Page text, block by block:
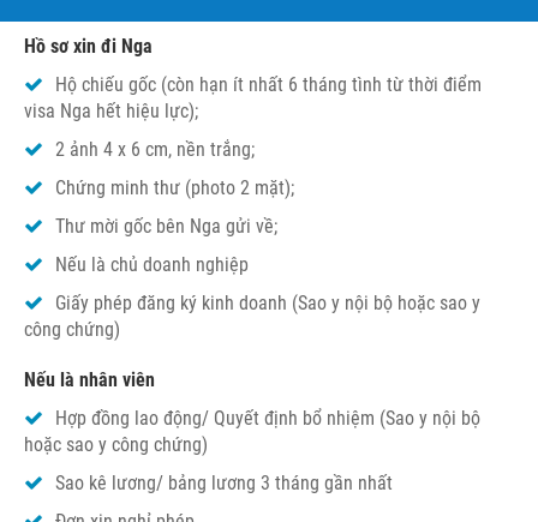
Hồ sơ xin đi Nga
Hộ chiếu gốc (còn hạn ít nhất 6 tháng tình từ thời điểm
visa Nga hết hiệu lực);
2 ảnh 4 x 6 cm, nền trắng;
Chứng minh thư (photo 2 mặt);
Thư mời gốc bên Nga gửi về;
Nếu là chủ doanh nghiệp
Giấy phép đăng ký kinh doanh (Sao y nội bộ hoặc sao y
công chứng)
Nếu là nhân viên
Hợp đồng lao động/ Quyết định bổ nhiệm (Sao y nội bộ
hoặc sao y công chứng)
Sao kê lương/ bảng lương 3 tháng gần nhất